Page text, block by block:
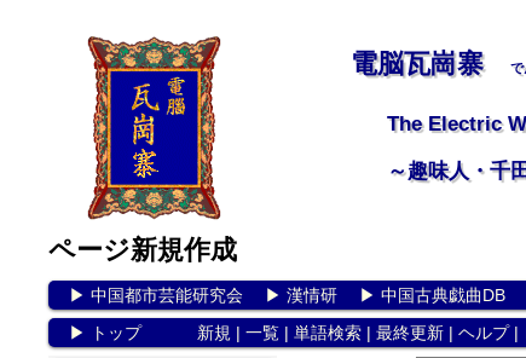
電脳瓦崗寨
The Electric
～趣味人・千
ページ新規作成
▶ 中国都市芸能研究会▶ 漢情研▶ 中国古典戯曲DB
▶
トップ 新規 | 一覧| 単語検索| 最終更新| ヘルプ|